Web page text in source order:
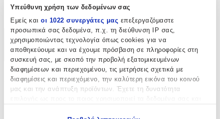
Υπεύθυνη χρήση των δεδομένων σας
Εμείς και οι 1022 συνεργάτες μας επεξεργαζόμαστε
προσωπικά σας δεδομένα, π.χ. τη διεύθυνση IP σας,
χρησιμοποιώντας τεχνολογία όπως cookies για να
αποθηκεύουμε και να έχουμε πρόσβαση σε πληροφορίες στη
συσκευή σας, με σκοπό την προβολή εξατομικευμένων
διαφημίσεων και περιεχομένου, τις μετρήσεις σχετικά με
διαφημίσεις και περιεχόμενο, την καλύτερη εικόνα του κοινού
μας και την ανάπτυξη προϊόντων. Έχετε τη δυνατότητα
Χαρακτηριστικά
+
Χαρακτηριστικά